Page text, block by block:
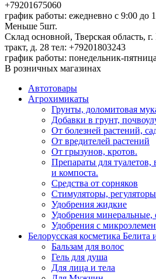
+79201675060
график работы: ежедневно с 9:00 до
Меньше 5шт.
Склад основной, Тверская область,
тракт, д. 28 тел: +79201803243
график работы: понедельник-
В розничных магазинах
Автотовары
Агрохимикаты
Грунты, доломитовая
Добавки в грунт,
От болезней растений,
От вредителей растений
От грызунов, кротов.
Препараты для
и компоста.
Средства от сорняков
Стимуляторы,
Удобрения жидкие
Удобрения минеральные,
Удобрения с
Белорусская косметика Белита
Бальзам для волос
Гель для душа
Для лица и тела